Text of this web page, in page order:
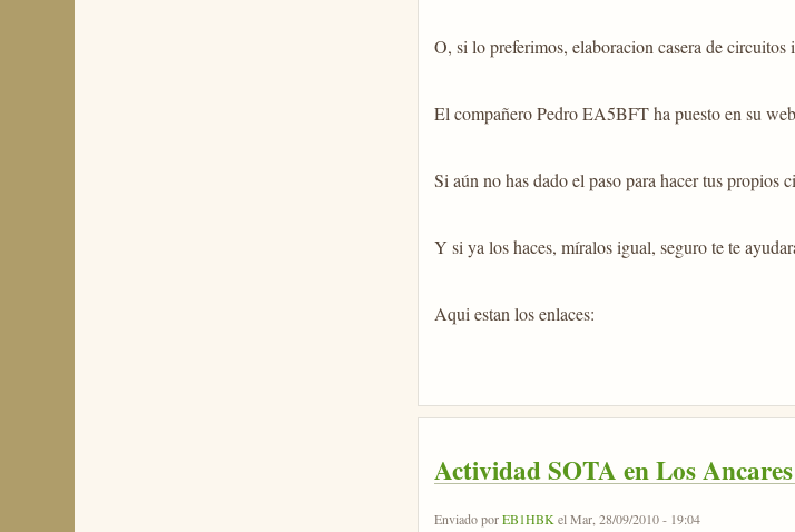
O, si lo preferimos, elaboracion casera de circuitos
El compañero Pedro EA5BFT ha puesto en su
Si aún no has dado el paso para hacer tus propios
Y si ya los haces, míralos igual, seguro te te
Aqui estan los enlaces:
Actividad SOTA en Los Ancares
Enviado porEB1HBKel Mar, 28/09/2010 - 19:04